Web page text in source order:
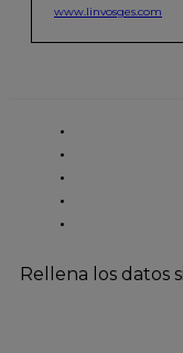
www.linvosges.com
Rellena los datos